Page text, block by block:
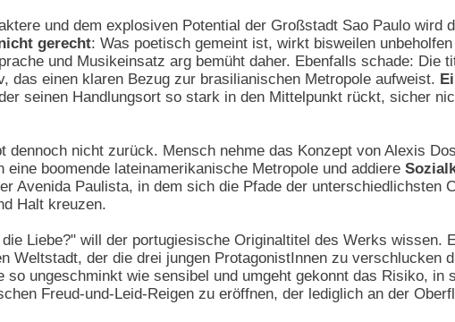
und dem explosiven Potential der Großstadt Sao Paulo wird
gerecht: Was poetisch gemeint ist, wirkt bisweilen
und Musikeinsatz arg bemüht daher. Ebenfalls schade: Die
das einen klaren Bezug zur brasilianischen Metropole aufweist.
seinen Handlungsort so stark in den Mittelpunkt rückt, sicher
dennoch nicht zurück. Mensch nehme das Konzept von Alexis
eine boomende lateinamerikanische Metropole und addiere
Avenida Paulista, in dem sich die Pfade der unterschiedlichsten
Halt kreuzen.
Liebe?" will der portugiesische Originaltitel des Werks wissen.
Weltstadt, der die drei jungen ProtagonistInnen zu verschlucken
so ungeschminkt wie sensibel und umgeht gekonnt das Risiko, in
Freud-und-Leid-Reigen zu eröffnen, der lediglich an der